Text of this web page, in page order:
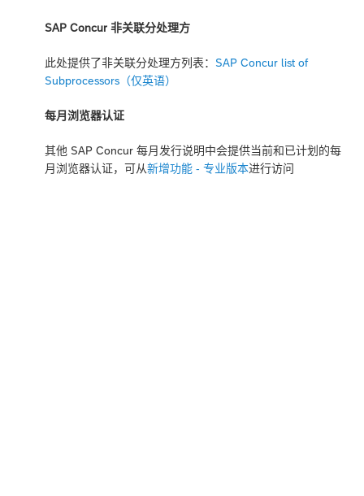
SAP Concur 非关联分处理方
此处提供了非关联分处理方列表： SAP Concur list of
Subprocessors（仅英语）
每月浏览器认证
其他 SAP Concur 每月发行说明中会提供当前和已计划的每
月浏览器认证，可从新增功能 - 专业版本进行访问